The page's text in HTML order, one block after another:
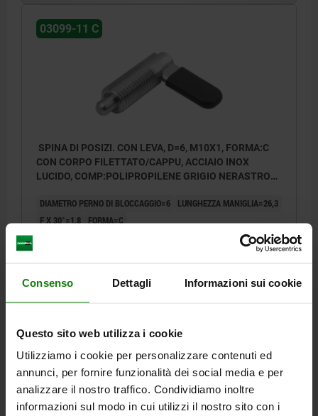
Consenso Dettagli Informazioni sui cookie
Questo sito web utilizza i cookie
Utilizziamo i cookie per personalizzare contenuti ed
annunci, per fornire funzionalità dei social media e per
analizzare il nostro traffico. Condividiamo inoltre
informazioni sul modo in cui utilizzi il nostro sito con i
03099-11 C
SPINA DI POSIZI. CON LEVA, D=6, M10X1, FORMA:C
CON CORPO FILETTATO/CAPPU, ACCIAIO INOX
LUCIDO, COMP:POLIPROPILENE GRIGIO NERASTRO
DIAMETRO PERNO DI BLOCCAGGIO=6
LUNGHEZZA MANIGLIA=26,3
F X 30°=1,8 FORMA=C
D1=M10X1
FORZA ELASTICA FINE F2 CA. N=14
+ IVA
DETTAGLI
03099-11 C